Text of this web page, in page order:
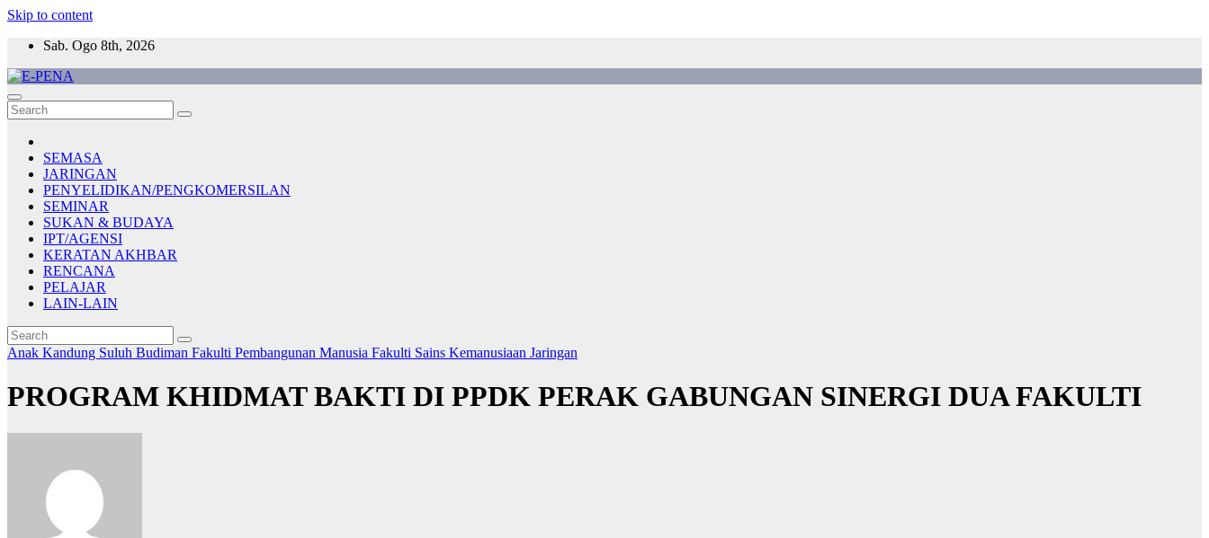
Skip to content
Sab. Ogo 8th, 2026
E-PENA
Berita Digital Terkini
SEMASA
JARINGAN
PENYELIDIKAN/PENGKOMERSILAN
SEMINAR
SUKAN & BUDAYA
IPT/AGENSI
KERATAN AKHBAR
RENCANA
PELAJAR
LAIN-LAIN
Anak Kandung Suluh Budiman Fakulti Pembangunan Manusia Fakulti Sains Kemanusiaan Jaringan
PROGRAM KHIDMAT BAKTI DI PPDK PERAK GABUNGAN SINERGI DUA FAKULTI